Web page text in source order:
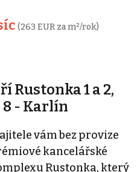
(263 EUR za m²/rok)
Rustonka 1 a 2,
8 - Karlín
vám bez provize
kancelářské
Rustonka, který